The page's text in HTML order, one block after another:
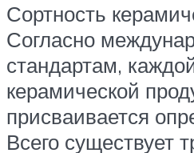
Сортность
Согласно
стандартам,
керамической
присваивается
Всего существует